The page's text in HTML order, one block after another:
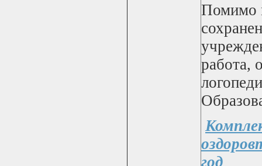
Помимо
работа,
год